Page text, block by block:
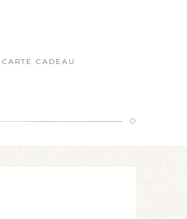
CARTE CADEAU